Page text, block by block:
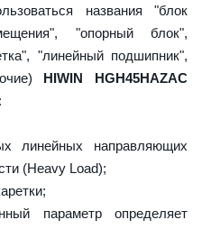
названия "блок
"опорный блок",
"линейный подшипник",
HIWIN HGH45HAZAC
линейных направляющих
(Heavy Load);
параметр определяет